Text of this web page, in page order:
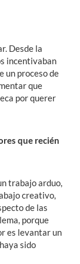
Desde la
incentivaban
un proceso de
que
por querer
que recién
trabajo arduo,
creativo,
de las
porque
es levantar un
sido